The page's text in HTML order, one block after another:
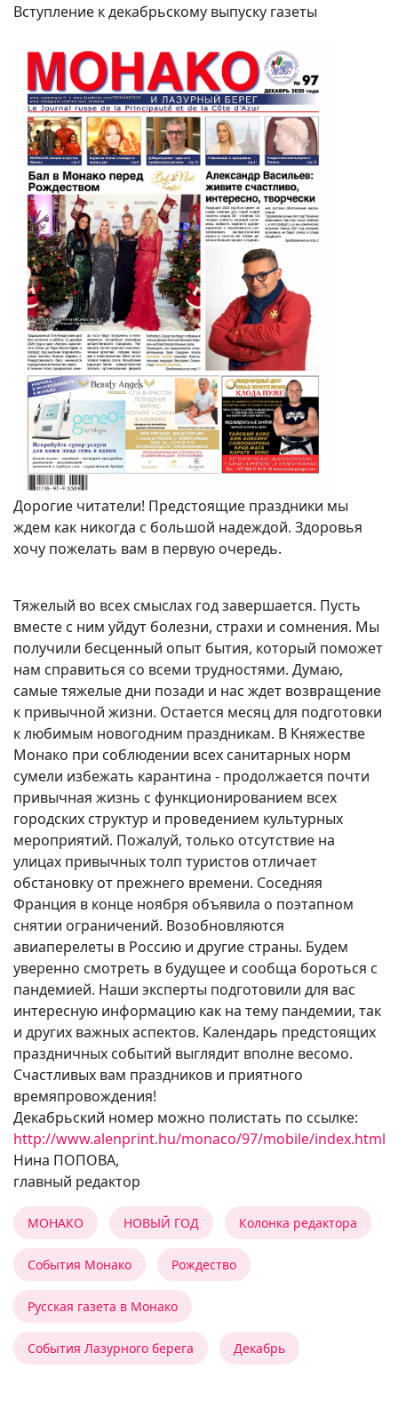
Вступление к декабрьскому выпуску газеты
Дорогие читатели! Предстоящие праздники мы
ждем как никогда с большой надеждой. Здоровья
хочу пожелать вам в первую очередь.
Тяжелый во всех смыслах год завершается. Пусть
вместе с ним уйдут болезни, страхи и сомнения. Мы
получили бесценный опыт бытия, который поможет
нам справиться со всеми трудностями. Думаю,
самые тяжелые дни позади и нас ждет возвращение
к привычной жизни. Остается месяц для подготовки
к любимым новогодним праздникам. В Княжестве
Монако при соблюдении всех санитарных норм
сумели избежать карантина - продолжается почти
привычная жизнь с функционированием всех
городских структур и проведением культурных
мероприятий. Пожалуй, только отсутствие на
улицах привычных толп туристов отличает
обстановку от прежнего времени. Соседняя
Франция в конце ноября объявила о поэтапном
снятии ограничений. Возобновляются
авиаперелеты в Россию и другие страны. Будем
уверенно смотреть в будущее и сообща бороться с
пандемией. Наши эксперты подготовили для вас
интересную информацию как на тему пандемии, так
и других важных аспектов. Календарь предстоящих
праздничных событий выглядит вполне весомо.
Счастливых вам праздников и приятного
времяпровождения!
Декабрьский номер можно полистать по ссылке:
http://www.alenprint.hu/monaco/97/mobile/index.html
Нина ПОПОВА,
главный редактор
МОНАКО НОВЫЙ ГОД Колонка редактора
События Монако Рождество
Русская газета в Монако
События Лазурного берега Декабрь